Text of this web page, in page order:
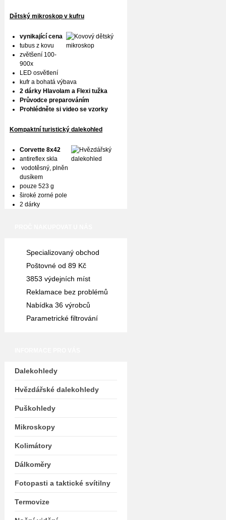
Dětský mikroskop v kufru
vynikající cena
tubus z kovu
zvětšení 100-
900x
LED osvětlení
kufr a bohatá výbava
2 dárky Hlavolam a Flexi tužka
Průvodce preparováním
Prohlédněte si video se vzorky
Kompaktní turistický dalekohled
Corvette 8x42
antireflex skla
vodotěsný, plněn
dusíkem
pouze 523 g
široké zorné pole
2 dárky
Specializovaný obchod
Poštovné od 89 Kč
3853 výdejních míst
Reklamace bez problémů
Nabídka 36 výrobců
Parametrické filtrování
Dalekohledy
Hvězdářské dalekohledy
Puškohledy
Mikroskopy
Kolimátory
Dálkoměry
Fotopasti a taktické svítilny
Termovize